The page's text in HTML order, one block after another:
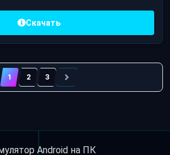
Скачать
1 2 3